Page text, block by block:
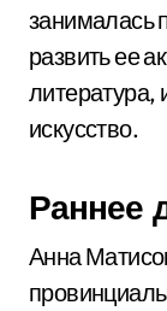
занималась
развить ее
литература,
искусство.
Раннее
Анна